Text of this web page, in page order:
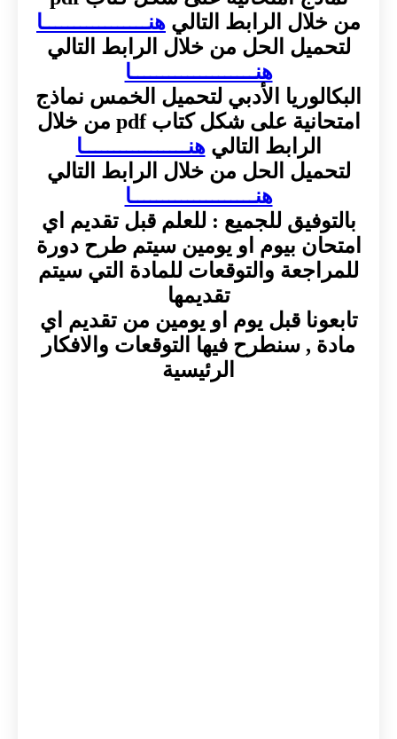
من خلال الرابط التالي هنـــــــــــــــــا
لتحميل الحل من خلال الرابط التالي
هنــــــــــــــــــــا
البكالوريا الأدبي لتحميل الخمس نماذج
امتحانية على شكل كتاب pdf من خلال
الرابط التاليهنـــــــــــــــــا
لتحميل الحل من خلال الرابط التالي
هنــــــــــــــــــــا
بالتوفيق للجميع : للعلم قبل تقديم اي
امتحان بيوم او يومين سيتم طرح دورة
للمراجعة والتوقعات للمادة التي سيتم
تقديمها
تابعونا قبل يوم او يومين من تقديم اي
مادة , سنطرح فيها التوقعات والافكار
الرئيسية